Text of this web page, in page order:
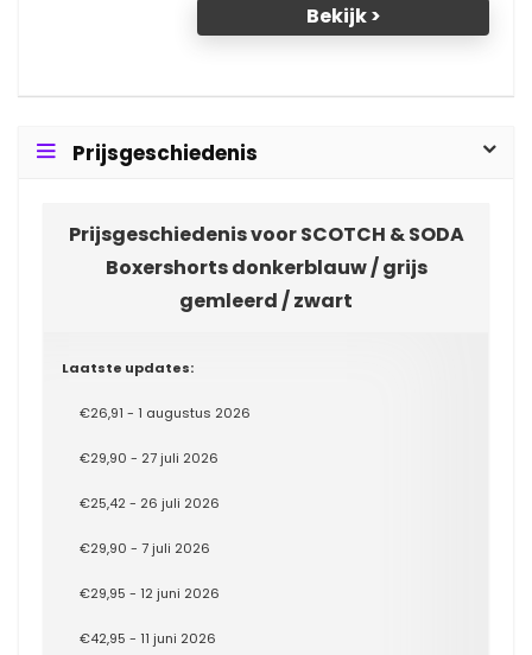
Bekijk >
Prijsgeschiedenis
Prijsgeschiedenis voor SCOTCH & SODA
Boxershorts donkerblauw / grijs
gemleerd / zwart
Laatste updates:
€26,91 - 1 augustus 2026
€29,90 - 27 juli 2026
€25,42 - 26 juli 2026
€29,90 - 7 juli 2026
€29,95 - 12 juni 2026
€42,95 - 11 juni 2026